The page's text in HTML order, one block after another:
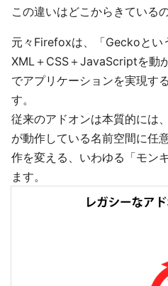
この違いはどこからきている
元々Firefoxは、「Geckoとい
XML＋CSS＋JavaScriptを動
でアプリケーションを実現す
す。
従来のアドオンは本質的には
が動作している名前空間に任
作を変える、いわゆる「モン
ます。